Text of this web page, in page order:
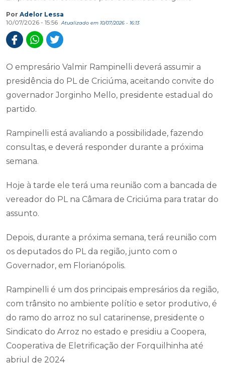
Por Adelor Lessa
10/07/2026 - 15:56
Atualizado em 10/07/2026 - 16:13
O empresário Valmir Rampinelli deverá assumir a
presidência do PL de Criciúma, aceitando convite do
governador Jorginho Mello, presidente estadual do
partido.
Rampinelli está avaliando a possibilidade, fazendo
consultas, e deverá responder durante a próxima
semana.
Hoje à tarde ele terá uma reunião com a bancada de
vereador do PL na Câmara de Criciúma para tratar do
assunto.
Depois, durante a próxima semana, terá reunião com
os deputados do PL da região, junto com o
Governador, em Florianópolis.
Rampinelli é um dos principais empresários da região,
com trânsito no ambiente polítio e setor produtivo, é
do ramo do arroz no sul catarinense, presidente o
Sindicato do Arroz no estado e presidiu a Coopera,
Cooperativa de Eletrificação der Forquilhinha até
abriul de 2024